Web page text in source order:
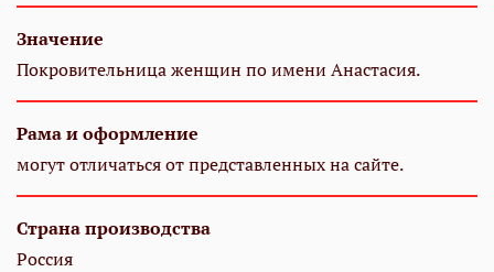
Значение
Покровительница женщин по имени Анастасия.
Рама и оформление
могут отличаться от представленных на сайте.
Страна производства
Россия